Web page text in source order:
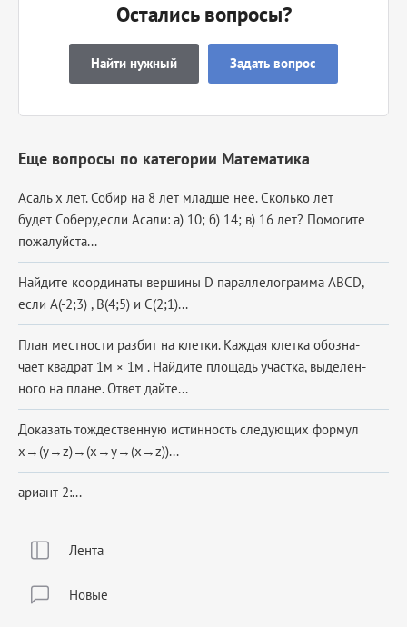
Лента
Новые
Остались вопросы?
Найти нужный Задать вопрос
Еще вопросы по категории Математика
Асаль х лет. Собир на 8 лет младше неё. Сколько лет
будет Соберу,если Асали: а) 10; б) 14; в) 16 лет? Помогите
пожалуйста...
Найдите координаты вершины D параллелограмма ABCD,
если А(-2;3) , В(4;5) и С(2;1)...
План мест­но­сти раз­бит на клетки. Каж­дая клет­ка обо­зна­
ча­ет квад­рат 1м × 1м . Най­ди­те пло­щадь участка, вы­де­лен­
но­го на плане. Ответ дайте...
Доказать тождественную истинность следующих формул
x→(y→z)→(x→y→(x→z))...
ариант 2:...